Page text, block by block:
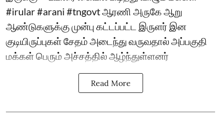
#irular #arani #tngovt ஆரணி அருகே ஆறு
ஆண்டுகளுக்கு முன்பு கட்டப்பட்ட இருளர் இன
குடியிருப்புகள் சேதம் அடைந்து வருவதால் அப்பகுதி
மக்கள் பெரும் அச்சத்தில் ஆழ்ந்துள்ளனர்
Read More